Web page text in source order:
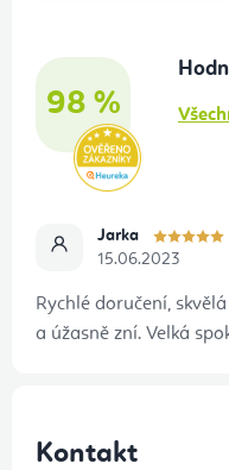
98 %
Jarka
15.06.2023
Rychlé doručení,
a úžasně zní. Velká
Kontakt